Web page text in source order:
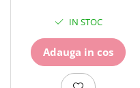
IN STOC
Adauga in cos